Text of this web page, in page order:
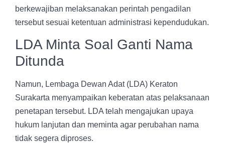
berkewajiban melaksanakan perintah pengadilan
tersebut sesuai ketentuan administrasi kependudukan.
LDA Minta Soal Ganti Nama
Ditunda
Namun, Lembaga Dewan Adat (LDA) Keraton
Surakarta menyampaikan keberatan atas pelaksanaan
penetapan tersebut. LDA telah mengajukan upaya
hukum lanjutan dan meminta agar perubahan nama
tidak segera diproses.